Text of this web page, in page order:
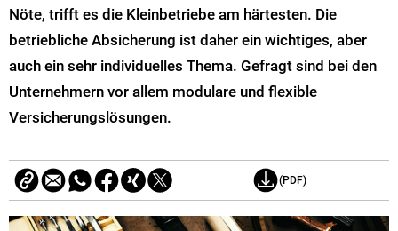
Nöte, trifft es die Kleinbetriebe am härtesten. Die
betriebliche Absicherung ist daher ein wichtiges, aber
auch ein sehr individuelles Thema. Gefragt sind bei den
Unternehmern vor allem modulare und flexible
Versicherungslösungen.
(PDF)